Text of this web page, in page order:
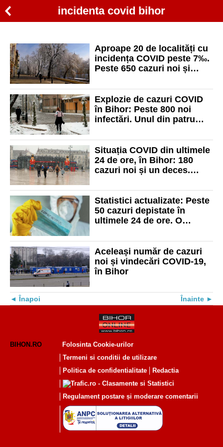
incidenta covid bihor
Aproape 20 de localități cu
incidența COVID peste 7‰.
Peste 650 cazuri noi și
de ore
Explozie de cazuri COVID
în Bihor: Peste 800 noi
infectări. Unul din patru
Situația COVID din ultimele
24 de ore, în Bihor: 180
cazuri noi și un deces.
Statistici actualizate: Peste
50 cazuri depistate în
ultimele 24 de ore. O
apropie de incidența de 4‰
Aceleași număr de cazuri
noi și vindecări COVID-19,
în Bihor
Înapoi Înainte
BIHON.RO
Folosinta Cookie-urilor
Termeni si conditii de utilizare
Politica de confidentialitate
Redactia
Regulament postare și moderare comentarii